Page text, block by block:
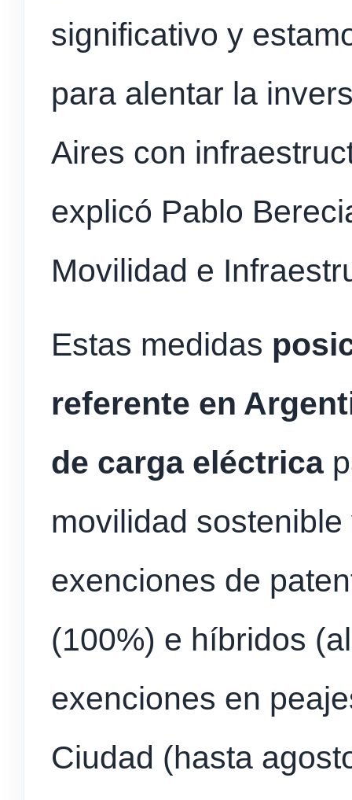
significativo y
para alentar la
Aires con
explicó Pablo
Movilidad e
Estas medidas
referente en
de carga eléctrica
movilidad
exenciones de
(100%) e híbridos
exenciones en
Ciudad (hasta